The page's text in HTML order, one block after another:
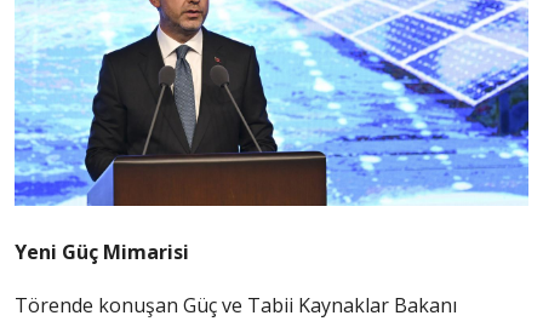
Yeni Güç Mimarisi
Törende konuşan Güç ve Tabii Kaynaklar Bakanı